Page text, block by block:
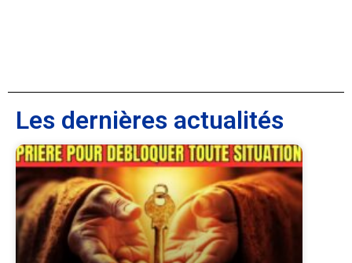
Les dernières actualités